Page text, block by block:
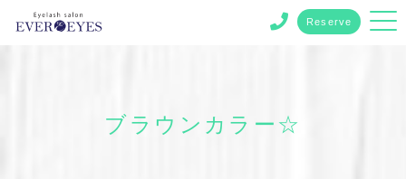
Reserve
ブラウンカラー☆